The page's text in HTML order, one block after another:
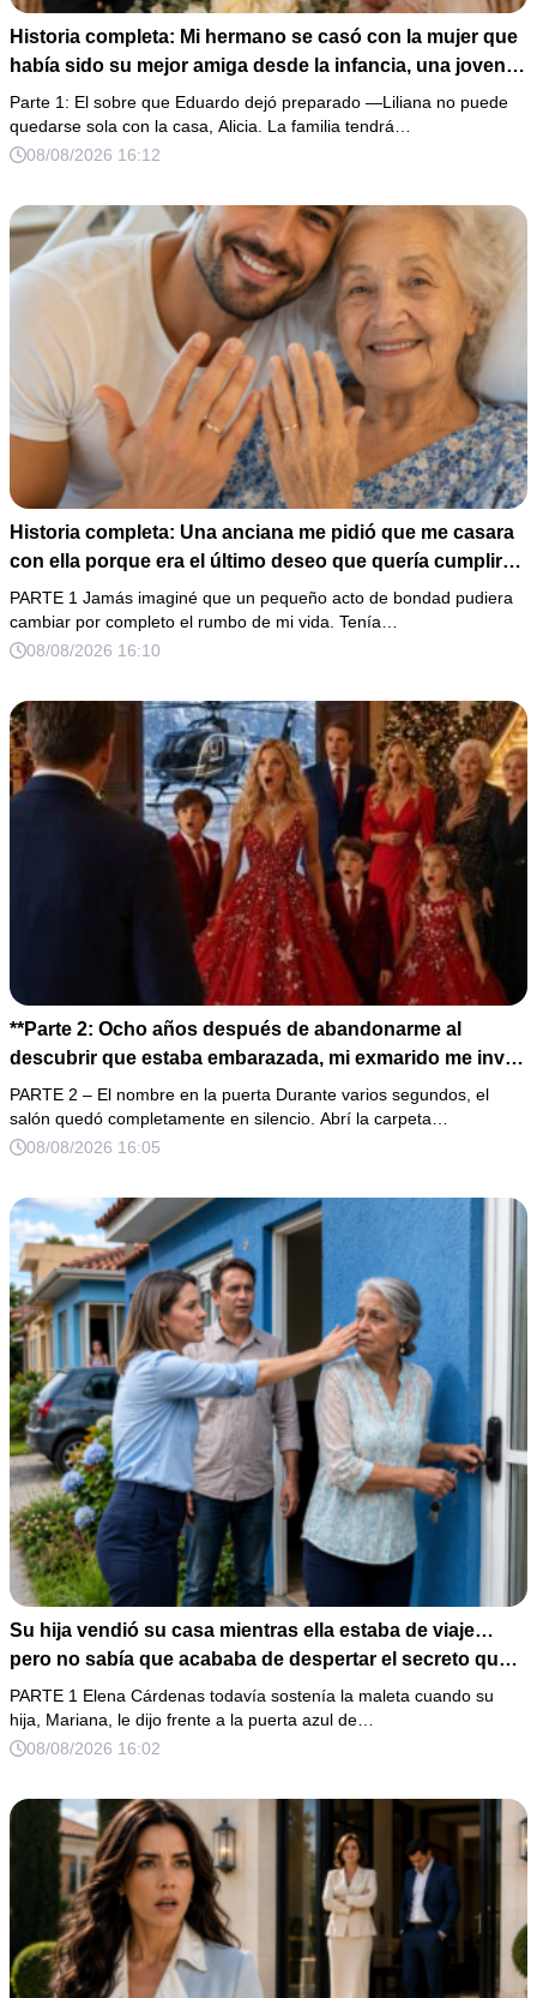
Historia completa: Mi hermano se casó con la mujer que
había sido su mejor amiga desde la infancia, una joven
ciega a la que protegió durante toda su vida. Tras su
fallecimiento, ella me entregó un sobre y me confesó la
verdadera razón por la que él la eligió a ella por encima
Parte 1: El sobre que Eduardo dejó preparado —Liliana no puede
quedarse sola con la casa, Alicia. La familia tendrá…
08/08/2026 16:12
Historia completa: Una anciana me pidió que me casara
con ella porque era el último deseo que quería cumplir
antes de morir. Después de su fallecimiento, su abogado
puso en mis manos una vieja bolsa de hospital que
había conservado durante años y me dijo: «Ella te eligió
PARTE 1 Jamás imaginé que un pequeño acto de bondad pudiera
cambiar por completo el rumbo de mi vida. Tenía…
08/08/2026 16:10
**Parte 2: Ocho años después de abandonarme al
descubrir que estaba embarazada, mi exmarido me invitó
a la cena de Navidad convencido de que podría burlarse
de la mujer a la que creía una fracasada y sin hijos. Lo
que jamás imaginó fue que esa noche sería él quien
PARTE 2 – El nombre en la puerta Durante varios segundos, el
salón quedó completamente en silencio. Abrí la carpeta…
08/08/2026 16:05
Su hija vendió su casa mientras ella estaba de viaje…
pero no sabía que acababa de despertar el secreto que
su padre dejó antes de morir
PARTE 1 Elena Cárdenas todavía sostenía la maleta cuando su
hija, Mariana, le dijo frente a la puerta azul de…
08/08/2026 16:02